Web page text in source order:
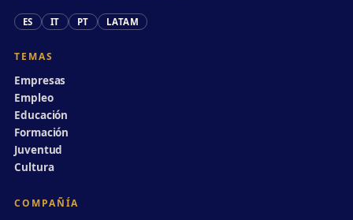
ES IT PT LATAM
TEMAS
Empresas
Empleo
Educación
Formación
Juventud
Cultura
COMPAÑÍA